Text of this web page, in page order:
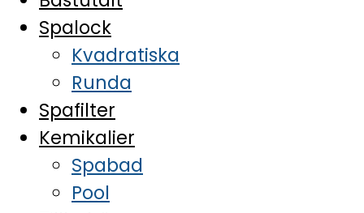
Spalock
Kvadratiska
Runda
Spafilter
Kemikalier
Spabad
Pool